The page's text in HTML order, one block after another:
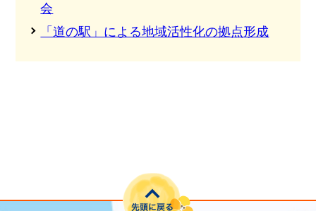
会
「道の駅」による地域活性化の拠点形成